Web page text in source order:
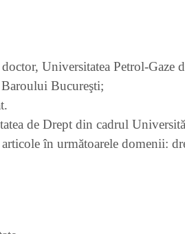
Universitatea Petrol-Gaze
Bucureşti;
de Drept din cadrul
în următoarele domenii: